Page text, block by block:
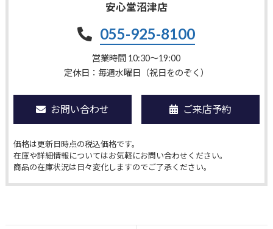
安心堂沼津店
055-925-8100
営業時間 10:30〜19:00
定休日：毎週水曜日（祝日をのぞく）
お問い合わせ ご来店予約
価格は更新日時点の税込価格です。
在庫や詳細情報についてはお気軽にお問い合わせください。
商品の在庫状況は日々変化しますのでご了承ください。